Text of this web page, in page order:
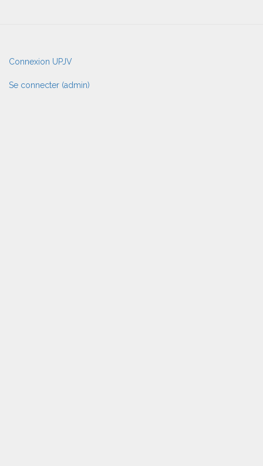
User
account
menu
Connexion UPJV
Se connecter (admin)